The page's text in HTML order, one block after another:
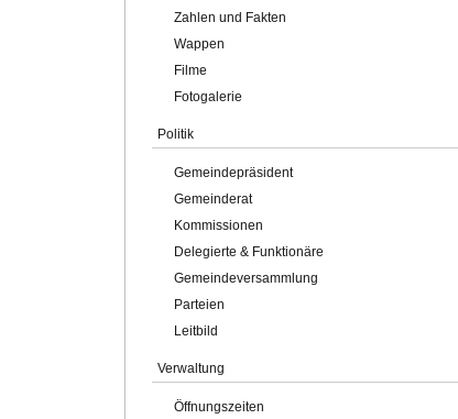
Zahlen und Fakten
Wappen
Filme
Fotogalerie
Politik
Gemeindepräsident
Gemeinderat
Kommissionen
Delegierte & Funktionäre
Gemeindeversammlung
Parteien
Leitbild
Verwaltung
Öffnungszeiten